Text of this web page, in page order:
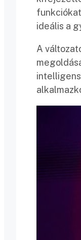
ideális a
A